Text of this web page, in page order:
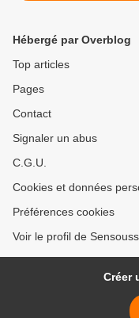
Hébergé par Overblog
Top articles
Pages
Contact
Signaler un abus
C.G.U.
Cookies et données
Préférences cookies
Voir le profil de
Créer